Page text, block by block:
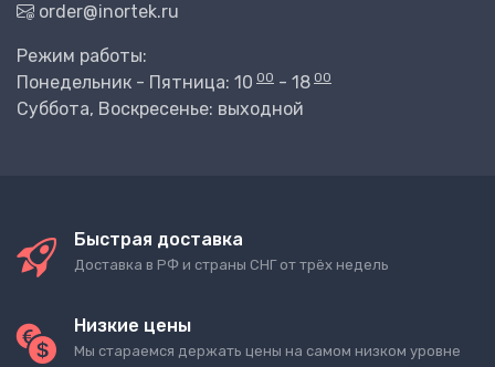
order@inortek.ru
Режим работы:
Понедельник - Пятница: 10 00 - 18 00
Суббота, Воскресенье: выходной
Быстрая доставка
Доставка в РФ и страны СНГ от трёх недель
Низкие цены
Мы стараемся держать цены на самом низком уровне